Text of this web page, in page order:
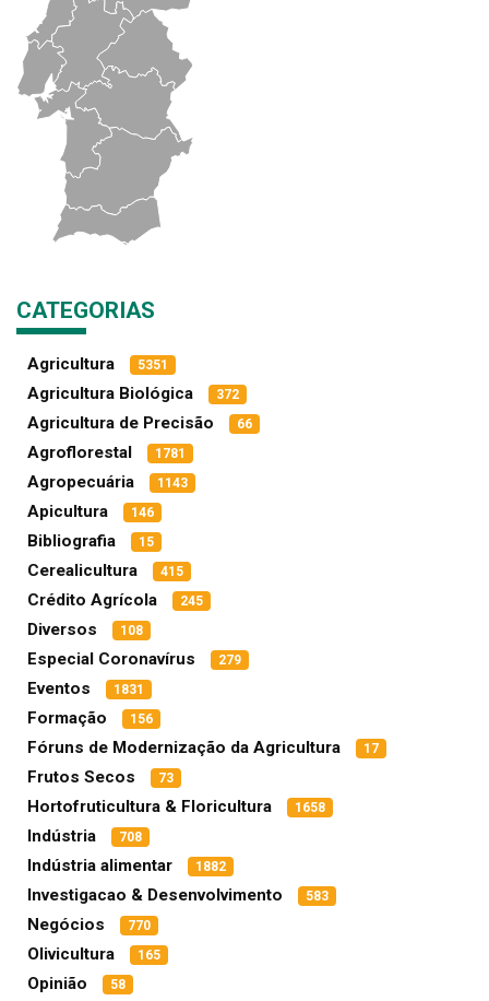
CATEGORIAS
Agricultura 5351
Agricultura Biológica 372
Agricultura de Precisão 66
Agroflorestal 1781
Agropecuária 1143
Apicultura 146
Bibliografia 15
Cerealicultura 415
Crédito Agrícola 245
Diversos 108
Especial Coronavírus 279
Eventos 1831
Formação 156
Fóruns de Modernização da Agricultura 17
Frutos Secos 73
Hortofruticultura & Floricultura 1658
Indústria 708
Indústria alimentar 1882
Investigacao & Desenvolvimento 583
Negócios 770
Olivicultura 165
Opinião 58